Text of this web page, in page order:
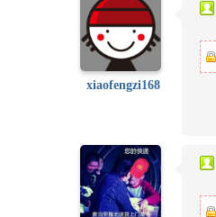
xiaofengzi168